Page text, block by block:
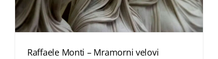
Raffaele Monti – Mramorni velovi